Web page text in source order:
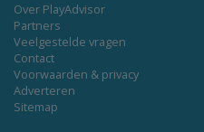
Over PlayAdvisor
Partners
Veelgestelde vragen
Contact
Voorwaarden & privacy
Adverteren
Sitemap